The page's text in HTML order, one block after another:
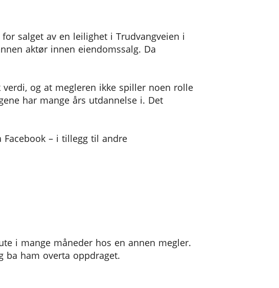
salget av en leilighet i Trudvangveien i
aktør innen eiendomssalg. Da
og at megleren ikke spiller noen rolle
har mange års utdannelse i. Det
– i tillegg til andre
i mange måneder hos en annen megler.
ba ham overta oppdraget.